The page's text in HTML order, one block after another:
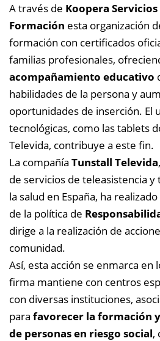
A través de Koopera Servicios
Formación esta organización
formación con certificados
familias profesionales,
acompañamiento educativo
habilidades de la persona y
oportunidades de inserción. El
tecnológicas, como las tablets
Televida, contribuye a este fin.
La compañía Tunstall Televida
de servicios de teleasistencia
la salud en España, ha
de la política de
dirige a la realización de
comunidad.
Así, esta acción se enmarca en
firma mantiene con centros
con diversas instituciones,
para favorecer la formación
de personas en riesgo social,